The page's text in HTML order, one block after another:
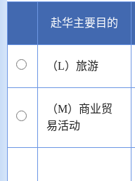
赴华主要目的
（L）旅游
（M）商业贸
易活动